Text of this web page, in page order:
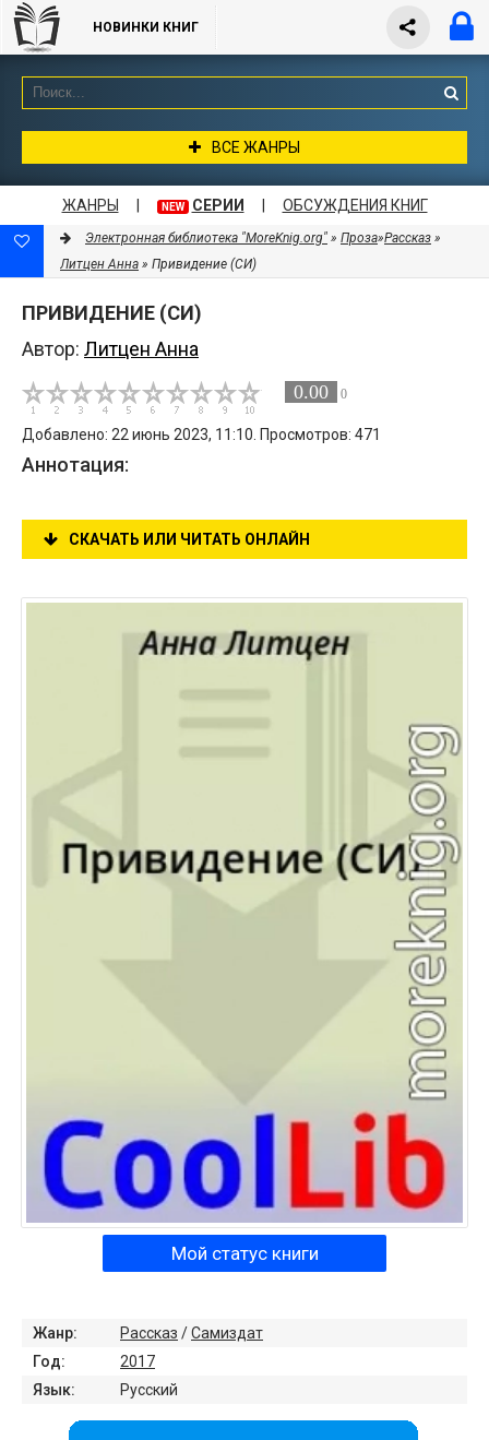
НОВИНКИ КНИГ
ВСЕ ЖАНРЫ
ЖАНРЫ NEW СЕРИИ ОБСУЖДЕНИЯ КНИГ
Электронная библиотека "MoreKnig.org" » Проза»Рассказ »
Литцен Анна » Привидение (СИ)
ПРИВИДЕНИЕ (СИ)
Автор: Литцен Анна
0.00 0
Добавлено: 22 июнь 2023, 11:10. Просмотров: 471
Аннотация:
СКАЧАТЬ ИЛИ ЧИТАТЬ ОНЛАЙН
Мой статус книги
Жанр: Рассказ /Самиздат
Год:
2017
Язык:
Русский